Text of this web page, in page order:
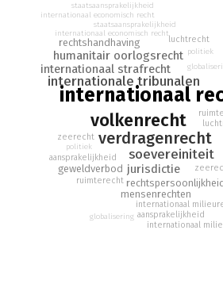
This refreshingly clear, concise
to view international law as a dynamic
world. Bringing international law back
book is organised around four
from? To whom does it apply? How
What does it say?
Building on these questions with both
clarity of expression, Professor
energy into the subject. Footnotes
academic debate while chapter
reinforce learning.
internationaal
volkenrecht
verdragenrecht
internationale tribunalen
soevereiniteit
jurisdictie
internationaal strafrecht
humanitair oorlogsrecht
mensenrechten
rechtshandhaving
geweldverbod
ruimterecht
aansprakelijkheid
internationaal economisch recht
staatsaansprakelijkheid
internationaal
luchtrecht
politiek
zeerecht
aansprakelijkheid
internationaal economisch recht
staatsaansprakelijkheid
internationaal
politiek
globalisering